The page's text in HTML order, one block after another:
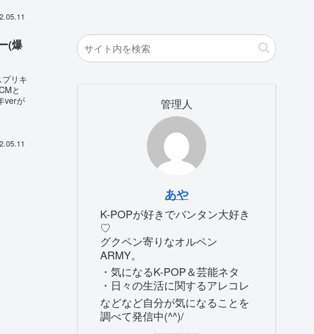
(爆
リキ
と
verが
管理人
あや
K-POPが好きでバンタン大好き
♡
グクペン寄りなオルペン
ARMY。
・気になるK-POP＆芸能ネタ
・日々の生活に関するアレコレ
などなど自分が気になることを
調べて発信中(^^)/